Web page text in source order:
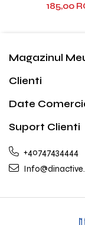
185,00
Magazinul
Clienti
Date
Suport Clienti
+40747434444